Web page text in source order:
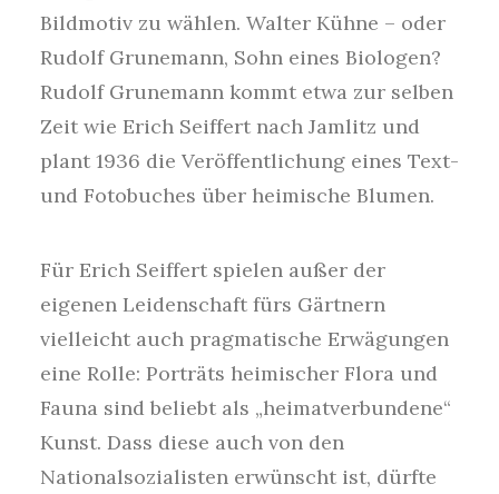
Bildmotiv zu wählen. Walter Kühne – oder
Rudolf Grunemann, Sohn eines Biologen?
Rudolf Grunemann kommt etwa zur selben
Zeit wie Erich Seiffert nach Jamlitz und
plant 1936 die Veröffentlichung eines Text-
und Fotobuches über heimische Blumen.
Für Erich Seiffert spielen außer der
eigenen Leidenschaft fürs Gärtnern
vielleicht auch pragmatische Erwägungen
eine Rolle: Porträts heimischer Flora und
Fauna sind beliebt als „heimatverbundene“
Kunst. Dass diese auch von den
Nationalsozialisten erwünscht ist, dürfte